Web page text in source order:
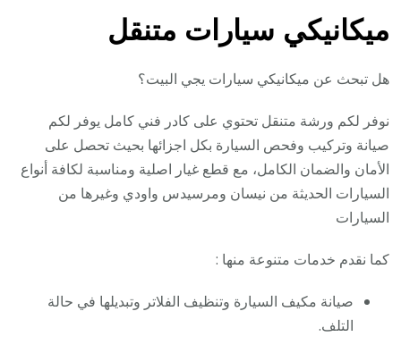
ميكانيكي سيارات متنقل
هل تبحث عن ميكانيكي سيارات يجي البيت؟
نوفر لكم ورشة متنقل تحتوي على كادر فني كامل يوفر لكم
صيانة وتركيب وفحص السيارة بكل اجزائها بحيث تحصل على
الأمان والضمان الكامل، مع قطع غيار اصلية ومناسبة لكافة أنواع
السيارات الحديثة من نيسان ومرسيدس واودي وغيرها من
السيارات
كما نقدم خدمات متنوعة منها :
صيانة مكيف السيارة وتنظيف الفلاتر وتبديلها في حالة
التلف.